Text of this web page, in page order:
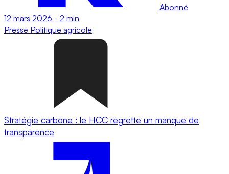
Abonné
12 mars 2026 - 2 min
Presse Politique agricole
Stratégie carbone : le HCC regrette un manque de
transparence